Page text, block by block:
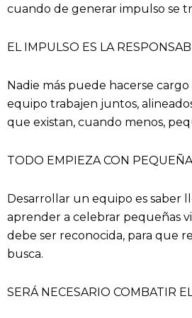
cuando de generar impulso se
EL IMPULSO ES LA
Nadie más puede hacerse
equipo trabajen juntos,
que existan, cuando menos,
TODO EMPIEZA CON
Desarrollar un equipo es saber
aprender a celebrar pequeñas
debe ser reconocida, para que
busca.
SERÁ NECESARIO COMBATIR